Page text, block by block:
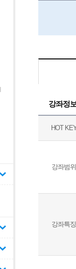
강좌정
HOT
강좌범위
강좌특징